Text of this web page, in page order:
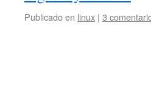
Publicado en linux | 3